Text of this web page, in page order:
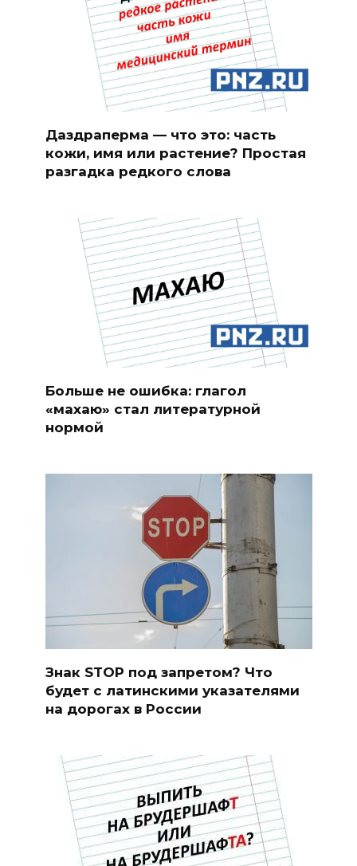
Даздраперма — что это: часть
кожи, имя или растение? Простая
разгадка редкого слова
Больше не ошибка: глагол
«махаю» стал литературной
нормой
Знак STOP под запретом? Что
будет с латинскими указателями
на дорогах в России